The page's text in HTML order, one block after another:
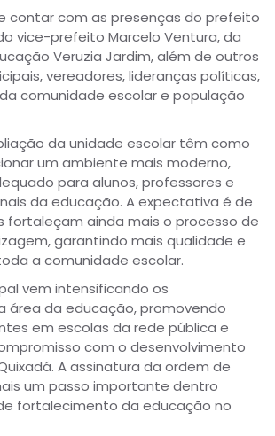
contar com as presenças do prefeito
vice-prefeito Marcelo Ventura, da
Veruzia Jardim, além de outros
vereadores, lideranças políticas,
comunidade escolar e população
da unidade escolar têm como
um ambiente mais moderno,
para alunos, professores e
da educação. A expectativa é de
fortaleçam ainda mais o processo de
garantindo mais qualidade e
a comunidade escolar.
vem intensificando os
área da educação, promovendo
em escolas da rede pública e
com o desenvolvimento
A assinatura da ordem de
um passo importante dentro
fortalecimento da educação no